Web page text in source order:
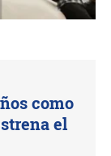
como
el